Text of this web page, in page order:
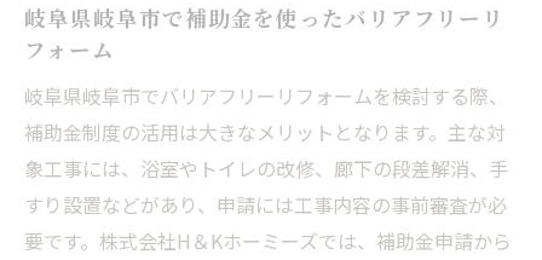
岐阜県岐阜市で補助金を使ったバリアフリーリ
フォーム
岐阜県岐阜市でバリアフリーリフォームを検討する際、
補助金制度の活用は大きなメリットとなります。主な対
象工事には、浴室やトイレの改修、廊下の段差解消、手
すり設置などがあり、申請には工事内容の事前審査が必
要です。株式会社H＆Kホーミーズでは、補助金申請から